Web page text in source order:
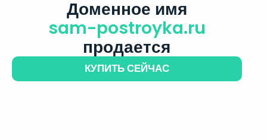
Доменное имя
sam-postroyka.ru
продается
КУПИТЬ СЕЙЧАС